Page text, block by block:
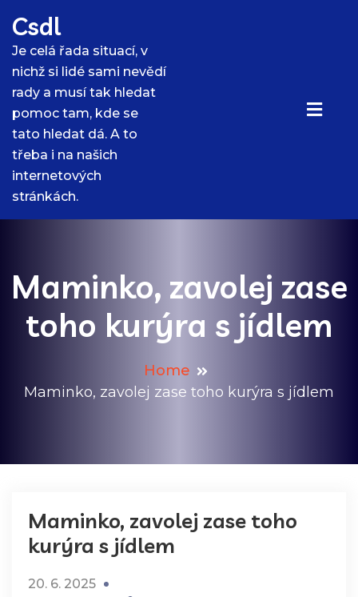
to
content
Csdl
Je celá řada situací, v
nichž si lidé sami nevědí
rady a musí tak hledat
pomoc tam, kde se
tato hledat dá. A to
třeba i na našich
internetových
stránkách.
Maminko, zavolej zase
toho kurýra s jídlem
Home
Maminko, zavolej zase toho kurýra s jídlem
Maminko, zavolej zase toho
kurýra s jídlem
20. 6. 2025